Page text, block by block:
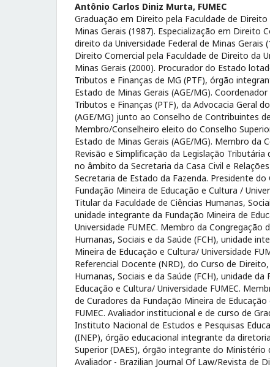
Antônio Carlos Diniz Murta, FUMEC
Graduação em Direito pela Faculdade de Direito
Minas Gerais (1987). Especialização em Direito
direito da Universidade Federal de Minas Gerais
Direito Comercial pela Faculdade de Direito da
Minas Gerais (2000). Procurador do Estado
Tributos e Finanças de MG (PTF), órgão
Estado de Minas Gerais (AGE/MG).
Tributos e Finanças (PTF), da Advocacia Geral
(AGE/MG) junto ao Conselho de Contribuintes
Membro/Conselheiro eleito do Conselho
Estado de Minas Gerais (AGE/MG). Membro da
Revisão e Simplificação da Legislação Tributária
no âmbito da Secretaria da Casa Civil e
Secretaria de Estado da Fazenda. Presidente do
Fundação Mineira de Educação e Cultura /
Titular da Faculdade de Ciências Humanas,
unidade integrante da Fundação Mineira de
Universidade FUMEC. Membro da Congregação
Humanas, Sociais e da Saúde (FCH), unidade
Mineira de Educação e Cultura/ Universidade
Referencial Docente (NRD), do Curso de
Humanas, Sociais e da Saúde (FCH), unidade da
Educação e Cultura/ Universidade FUMEC.
de Curadores da Fundação Mineira de
FUMEC. Avaliador institucional e de curso de
Instituto Nacional de Estudos e Pesquisas
(INEP), órgão educacional integrante da
Superior (DAES), órgão integrante do Ministério
Avaliador - Brazilian Journal Of Law/Revista de